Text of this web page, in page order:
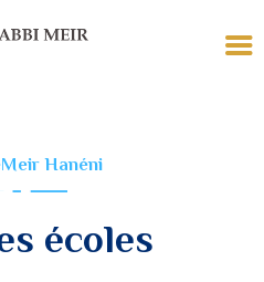
Hanéni
écoles